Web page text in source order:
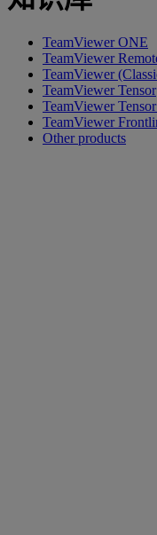
TeamViewer ONE
TeamViewer
TeamViewer
TeamViewer Tensor
TeamViewer
TeamViewer
Other products